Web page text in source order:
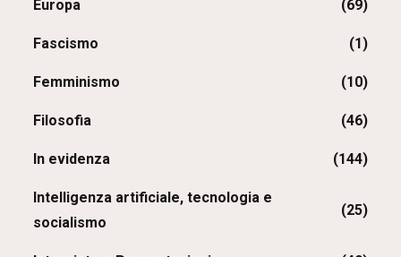
Europa (69)
Fascismo (1)
Femminismo (10)
Filosofia (46)
In evidenza (144)
Intelligenza artificiale, tecnologia e
socialismo
(25)